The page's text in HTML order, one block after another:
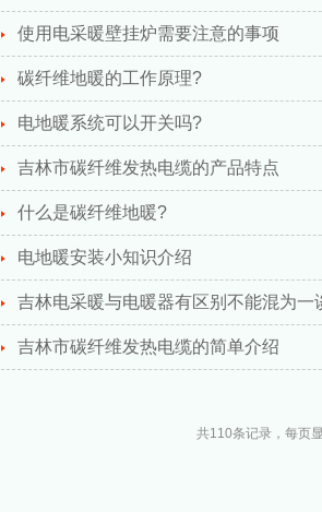
使用电采暖壁挂炉需要注意的事项
碳纤维地暖的工作原理?
电地暖系统可以开关吗?
吉林市碳纤维发热电缆的产品特点
什么是碳纤维地暖?
电地暖安装小知识介绍
吉林电采暖与电暖器有区别不能混为一
吉林市碳纤维发热电缆的简单介绍
共110条记录，每页